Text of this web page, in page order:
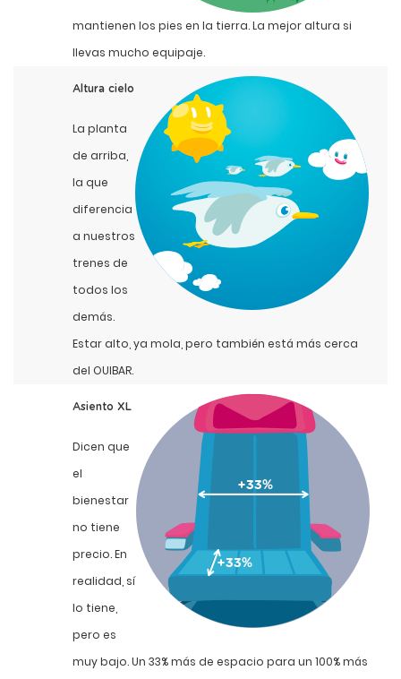
mantienen los pies en la tierra. La mejor altura si
llevas mucho equipaje.
Altura cielo
La planta
de arriba,
la que
diferencia
a nuestros
trenes de
todos los
demás.
Estar alto, ya mola, pero también está más cerca
del OUIBAR.
Asiento XL
Dicen que
el
bienestar
no tiene
precio. En
realidad, sí
lo tiene,
pero es
muy bajo. Un 33% más de espacio para un 100% más